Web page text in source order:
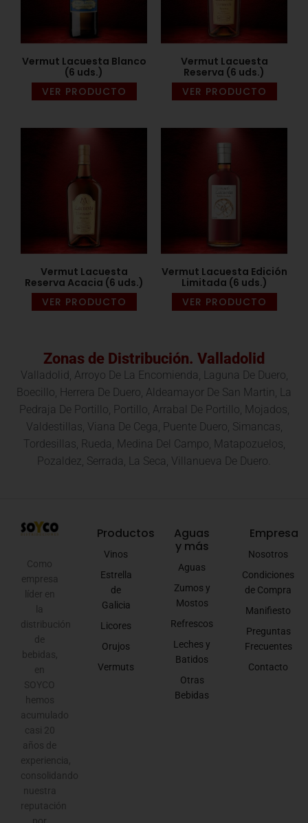
Vermut Lacuesta Blanco
(6 uds.)
VER PRODUCTO
Vermut Lacuesta
Reserva (6 uds.)
VER PRODUCTO
Vermut Lacuesta
Reserva Acacia (6 uds.)
VER PRODUCTO
Vermut Lacuesta Edición
Limitada (6 uds.)
VER PRODUCTO
Zonas de Distribución. Valladolid
Valladolid, Arroyo De La Encomienda, Laguna De Duero,
Boecillo, Herrera De Duero, Aldeamayor De San Martin, La
Pedraja De Portillo, Portillo, Arrabal De Portillo, Mojados,
Valdestillas, Viana De Cega, Puente Duero, Simancas,
Tordesillas, Rueda, Medina Del Campo, Matapozuelos,
Pozaldez, Serrada, La Seca, Villanueva De Duero.
Como
empresa
líder en
la
distribución
de
bebidas,
en
SOYCO
hemos
acumulado
casi 20
años de
experiencia,
consolidando
nuestra
reputación
Productos
Vinos
Estrella
de
Galicia
Licores
Orujos
Vermuts
Aguas
y más
Aguas
Zumos y
Mostos
Refrescos
Leches y
Batidos
Otras
Bebidas
Empresa
Nosotros
Condiciones
de Compra
Manifiesto
Preguntas
Frecuentes
Contacto